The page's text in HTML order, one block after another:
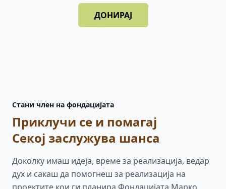
ДОНИРАЈ
Стани член на фондацијата
Приклучи се и помагај
Секој заслужува шанса
Доколку имаш идеја, време за реализација, ведар
дух и сакаш да помогнеш за реализација на